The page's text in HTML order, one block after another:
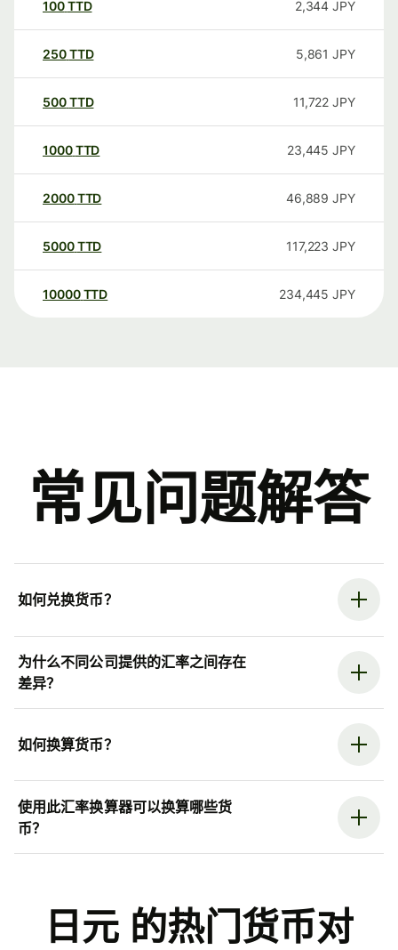
100TTD 2,344 JPY
250TTD 5,861 JPY
500TTD 11,722 JPY
1000TTD 23,445 JPY
2000TTD 46,889 JPY
5000TTD 117,223 JPY
10000 TTD 234,445 JPY
常见问题解答
如何兑换货币？
为什么不同公司提供的汇率之间存在
差异？
如何换算货币？
使用此汇率换算器可以换算哪些货
币？
日元 的热门货币对